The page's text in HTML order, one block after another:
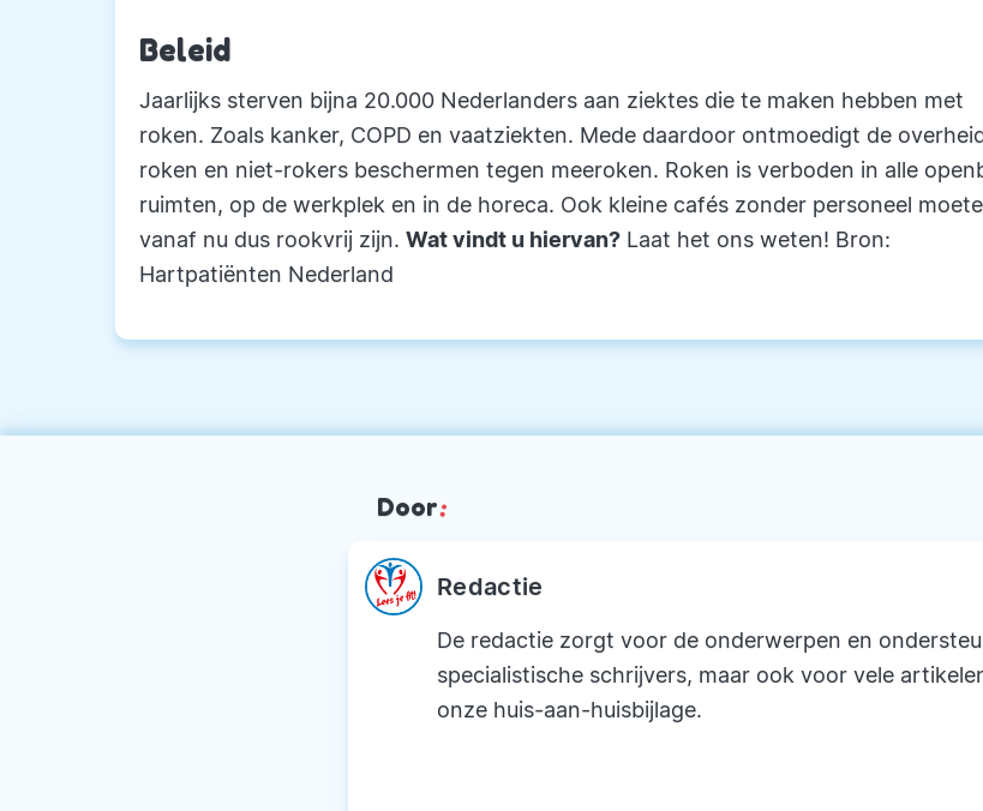
Beleid
Jaarlijks sterven bijna 20.000 Nederlanders aan ziektes die te maken hebben met
roken. Zoals kanker, COPD en vaatziekten. Mede daardoor ontmoedigt de
roken en niet-rokers beschermen tegen meeroken. Roken is verboden in alle
ruimten, op de werkplek en in de horeca. Ook kleine cafés zonder personeel
vanaf nu dus rookvrij zijn. Wat vindt u hiervan? Laat het ons weten! Bron:
Hartpatiënten Nederland
Door:
Redactie
De redactie zorgt voor de onderwerpen en
specialistische schrijvers, maar ook voor vele
onze huis-aan-huisbijlage.